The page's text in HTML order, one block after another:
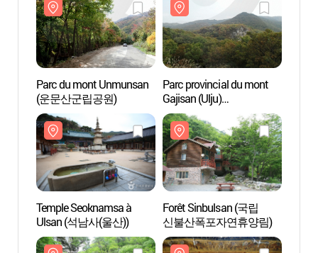
Parc du mont Unmunsan
(운문산군립공원)
Parc provincial du mont
Gajisan (Ulju)
(가지산도립공원(울주))
Temple Seoknamsa à
Ulsan (석남사(울산))
Forêt Sinbulsan (국립
신불산폭포자연휴양림)